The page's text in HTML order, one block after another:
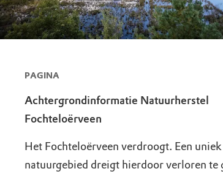
PAGINA
Achtergrondinformatie Natuurherstel
Fochteloërveen
Het Fochteloërveen verdroogt. Een uniek
natuurgebied dreigt hierdoor verloren te